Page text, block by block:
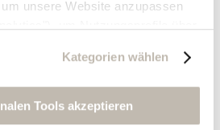
unsere Website anzupassen
Werbung auszuliefern,
anzusprechen sowie um unsere
("Marketing").
Kategorien wählen
Tools akzeptieren